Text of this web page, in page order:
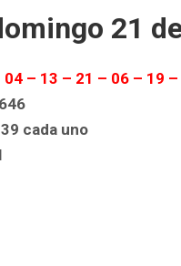
21
– 13 – 21 – 06 – 19
cada uno